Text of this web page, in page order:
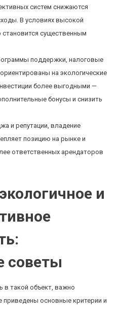
систем снижаются
В условиях высокой
становится существенным
поддержки, налоговые
на экологические
более выгодными —
бонусы и снизить
и репутации, владение
позицию на рынке и
ответственных арендаторов
и
советы
в такой объект, важно
основные критерии и